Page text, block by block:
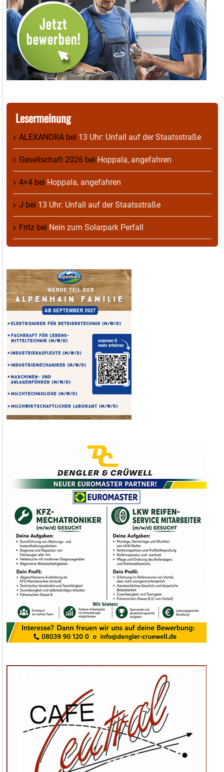
Lesermeinung
ALEXANDRA bei 13 Uhr: Unfall auf der Staatsstraße
Gesellschaft 2026 bei Hoppala, angefahren
4×4 bei Hoppala, angefahren
J bei 13 Uhr: Unfall auf der Staatsstraße
Fritz bei Nein zum Solarpark Perfall